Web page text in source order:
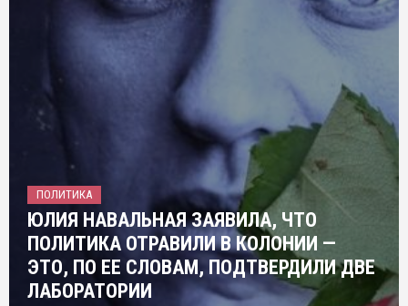
ПОЛИТИКА
ЮЛИЯ НАВАЛЬНАЯ ЗАЯВИЛА, ЧТО
ПОЛИТИКА ОТРАВИЛИ В КОЛОНИИ —
ЭТО, ПО ЕЕ СЛОВАМ, ПОДТВЕРДИЛИ ДВЕ
ЛАБОРАТОРИИ